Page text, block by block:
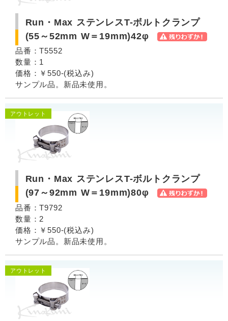
Run・Max ステンレスT-ボルトクランプ
(55～52mm W＝19mm)42φ
品番：T5552
数量：1
価格：￥550-(税込み)
サンプル品。新品未使用。
Run・Max ステンレスT-ボルトクランプ
(97～92mm W＝19mm)80φ
アウトレット
品番：T9792
数量：2
価格：￥550-(税込み)
サンプル品。新品未使用。
アウトレット